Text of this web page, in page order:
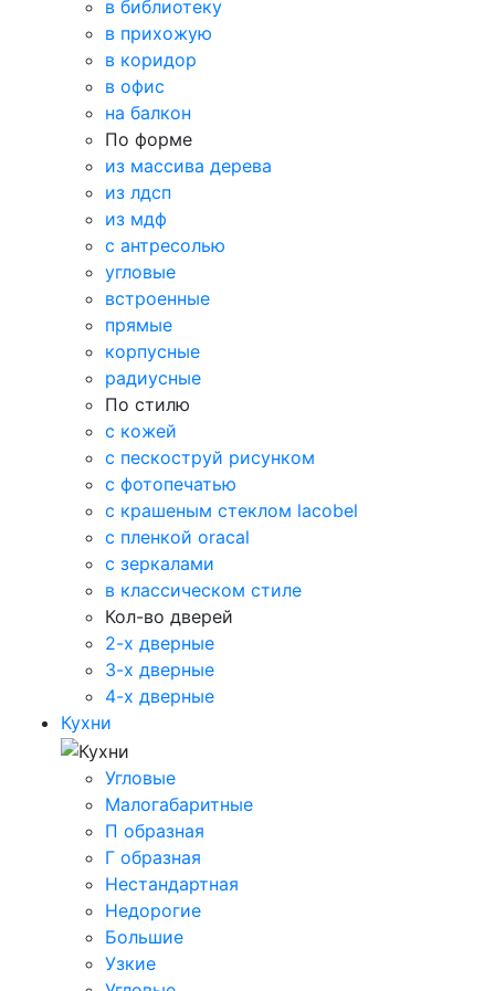
в библиотеку
в прихожую
в коридор
в офис
на балкон
По форме
из массива дерева
из лдсп
из мдф
с антресолью
угловые
встроенные
прямые
корпусные
радиусные
По стилю
с кожей
с пескоструй рисунком
с фотопечатью
с крашеным стеклом lacobel
с пленкой oracal
с зеркалами
в классическом стиле
Кол-во дверей
2-х дверные
3-х дверные
4-х дверные
Кухни
Угловые
Малогабаритные
П образная
Г образная
Нестандартная
Недорогие
Большие
Узкие